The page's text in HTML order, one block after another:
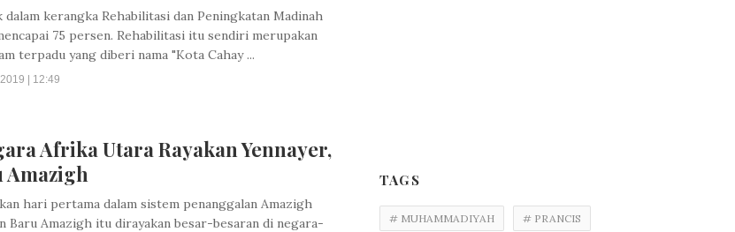
dalam kerangka Rehabilitasi dan Peningkatan Madinah
75 persen. Rehabilitasi itu sendiri merupakan
terpadu yang diberi nama "Kota Cahay ...
| 12:49
Afrika Utara Rayakan Yennayer,
Amazigh
hari pertama dalam sistem penanggalan Amazigh
Baru Amazigh itu dirayakan besar-besaran di negara-
TAGS
# MUHAMMADIYAH # PRANCIS